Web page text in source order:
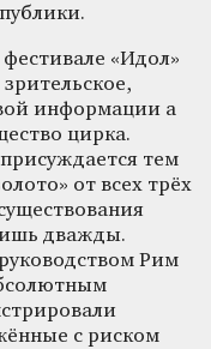
«Идол»
информации а
цирка.
тем
от всех трёх
дважды.
Рим
с риском